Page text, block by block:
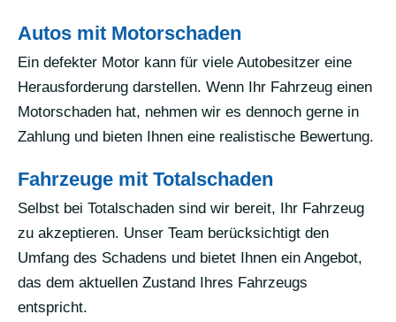
Autos mit Motorschaden
Ein defekter Motor kann für viele Autobesitzer eine
Herausforderung darstellen. Wenn Ihr Fahrzeug einen
Motorschaden hat, nehmen wir es dennoch gerne in
Zahlung und bieten Ihnen eine realistische Bewertung.
Fahrzeuge mit Totalschaden
Selbst bei Totalschaden sind wir bereit, Ihr Fahrzeug
zu akzeptieren. Unser Team berücksichtigt den
Umfang des Schadens und bietet Ihnen ein Angebot,
das dem aktuellen Zustand Ihres Fahrzeugs
entspricht.